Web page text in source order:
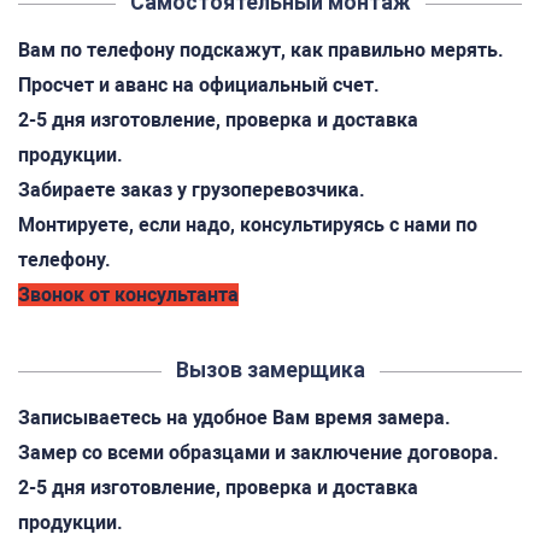
Вам по телефону подскажут, как правильно мерять.
Просчет и аванс на официальный счет.
2-5 дня изготовление, проверка и доставка
продукции.
Забираете заказ у грузоперевозчика.
Монтируете, если надо, консультируясь с нами по
телефону.
Звонок от консультанта
Вызов замерщика
Записываетесь на удобное Вам время замера.
Замер со всеми образцами и заключение договора.
2-5 дня изготовление, проверка и доставка
продукции.